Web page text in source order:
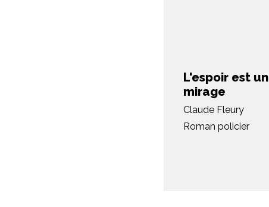
L'espoir est un
mirage
Claude Fleury
Roman policier